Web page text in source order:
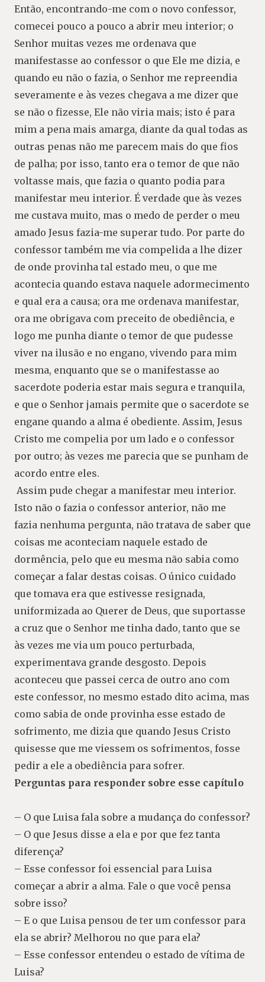
Então, encontrando-me com o novo confessor,
comecei pouco a pouco a abrir meu interior; o
Senhor muitas vezes me ordenava que
manifestasse ao confessor o que Ele me dizia, e
quando eu não o fazia, o Senhor me repreendia
severamente e às vezes chegava a me dizer que
se não o fizesse, Ele não viria mais; isto é para
mim a pena mais amarga, diante da qual todas as
outras penas não me parecem mais do que fios
de palha; por isso, tanto era o temor de que não
voltasse mais, que fazia o quanto podia para
manifestar meu interior. É verdade que às vezes
me custava muito, mas o medo de perder o meu
amado Jesus fazia-me superar tudo. Por parte do
confessor também me via compelida a lhe dizer
de onde provinha tal estado meu, o que me
acontecia quando estava naquele adormecimento
e qual era a causa; ora me ordenava manifestar,
ora me obrigava com preceito de obediência, e
logo me punha diante o temor de que pudesse
viver na ilusão e no engano, vivendo para mim
mesma, enquanto que se o manifestasse ao
sacerdote poderia estar mais segura e tranquila,
e que o Senhor jamais permite que o sacerdote se
engane quando a alma é obediente. Assim, Jesus
Cristo me compelia por um lado e o confessor
por outro; às vezes me parecia que se punham de
acordo entre eles.
Assim pude chegar a manifestar meu interior.
Isto não o fazia o confessor anterior, não me
fazia nenhuma pergunta, não tratava de saber que
coisas me aconteciam naquele estado de
dormência, pelo que eu mesma não sabia como
começar a falar destas coisas. O único cuidado
que tomava era que estivesse resignada,
uniformizada ao Querer de Deus, que suportasse
a cruz que o Senhor me tinha dado, tanto que se
às vezes me via um pouco perturbada,
experimentava grande desgosto. Depois
aconteceu que passei cerca de outro ano com
este confessor, no mesmo estado dito acima, mas
como sabia de onde provinha esse estado de
sofrimento, me dizia que quando Jesus Cristo
quisesse que me viessem os sofrimentos, fosse
pedir a ele a obediência para sofrer.
Perguntas para responder sobre esse capítulo
– O que Luisa fala sobre a mudança do confessor?
– O que Jesus disse a ela e por que fez tanta
diferença?
– Esse confessor foi essencial para Luisa
começar a abrir a alma. Fale o que você pensa
sobre isso?
– E o que Luisa pensou de ter um confessor para
ela se abrir? Melhorou no que para ela?
– Esse confessor entendeu o estado de vítima de
Luisa?